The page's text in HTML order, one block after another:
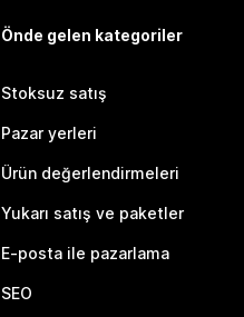
Önde gelen kategoriler
Stoksuz satış
Pazar yerleri
Ürün değerlendirmeleri
Yukarı satış ve paketler
E-posta ile pazarlama
SEO